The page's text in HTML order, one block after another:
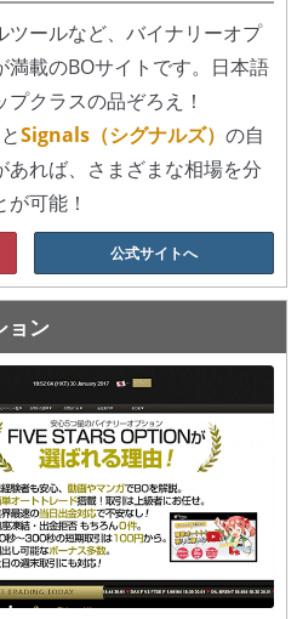
ツールなど、バイナリーオプ
満載のBOサイトです。日本語
クラスの品ぞろえ！
とSignals（シグナルズ） の自
れば、さまざまな相場を分
可能！
公式サイトへ
ョン